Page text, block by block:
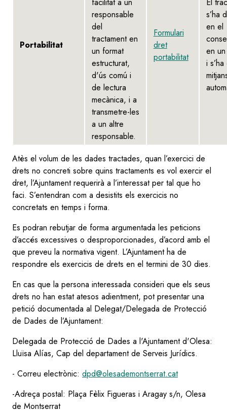
Portabilitat
facilitat a un
responsable
del
tractament en
un format
estructurat,
d'ús comú i
de lectura
mecànica, i a
transmetre-les
a un altre
responsable.
Formulari
dret
portabilitat
El
s’ha
en el
en
i
Atès el volum de les dades tractades, quan l’exercici de
drets no concreti sobre quins tractaments es vol exercir el
dret, l’Ajuntament requerirà a l’interessat per tal que ho
faci. S’entendran com a desistits els exercicis no
concretats en temps i forma.
Es podran rebutjar de forma argumentada les peticions
d’accés excessives o desproporcionades, d’acord amb el
que preveu la normativa vigent. L’Ajuntament ha de
respondre els exercicis de drets en el termini de 30 dies.
En cas que la persona interessada consideri que els seus
drets no han estat atesos adientment, pot presentar una
petició documentada al Delegat/Delegada de Protecció
de Dades de l’Ajuntament:
Delegada de Protecció de Dades a l'Ajuntament d'Olesa:
Lluïsa Alías, Cap del departament de Serveis Jurídics.
- Correu electrònic: dpd@olesademontserrat.cat
-Adreça postal: Plaça Fèlix Figueras i Aragay s/n, Olesa
de Montserrat